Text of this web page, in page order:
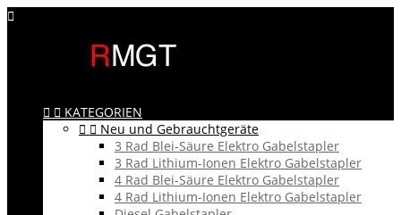

  KATEGORIEN
  Neu und Gebrauchtgeräte
3 Rad Blei-Säure Elektro Gabelstapler
3 Rad Lithium-Ionen Elektro Gabelstapler
4 Rad Blei-Säure Elektro Gabelstapler
4 Rad Lithium-Ionen Elektro Gabelstapler